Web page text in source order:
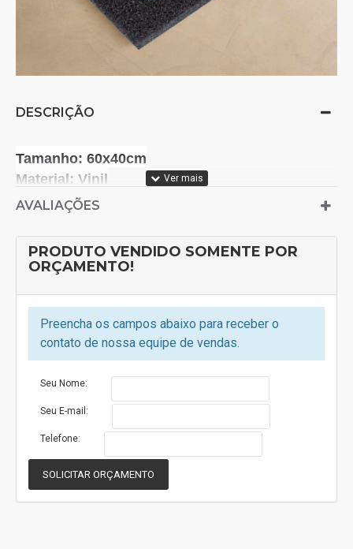
DESCRIÇÃO
Tamanho: 60x40cm
Material: Vinil
Personalização: Pintado
10mm de espessura
Deixe sua casa muito mais divertida
AVALIAÇÕES
PRODUTO VENDIDO SOMENTE POR
ORÇAMENTO!
Preencha os campos abaixo para receber o
contato de nossa equipe de vendas.
Seu Nome:
Seu E-mail:
Telefone:
SOLICITAR ORÇAMENTO